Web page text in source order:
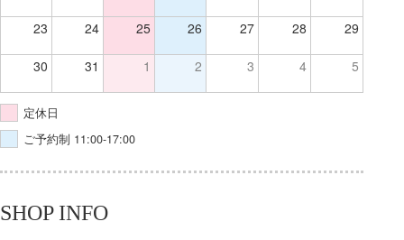
23 24 25 26 27 28 29
30 31 1 2 3 4 5
定休日
ご予約制 11:00-17:00
SHOP INFO